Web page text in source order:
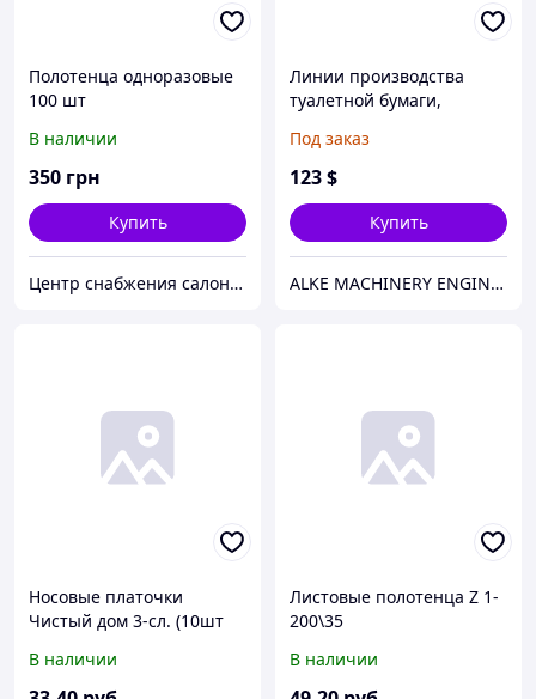
Полотенца одноразовые
100 шт
В наличии
350 грн
Купить
Центр снабжения салонов красоты DenIC
Линии производства
туалетной бумаги,
Под заказ
123$
Купить
ALKE MACHINERY ENGINEERING
Носовые платочки
Чистый дом 3-сл. (10шт
В наличии
Листовые полотенца Z 1-
200\35
В наличии